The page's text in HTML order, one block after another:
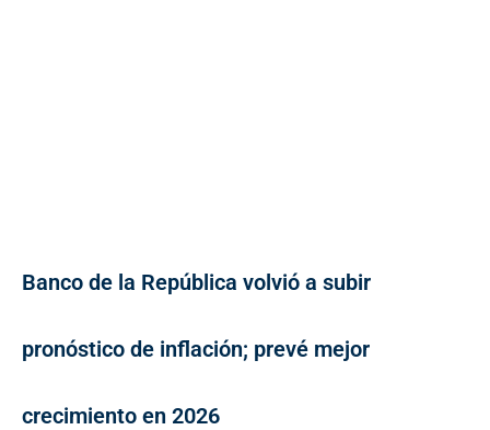
Banco de la República volvió a subir
pronóstico de inflación; prevé mejor
crecimiento en 2026